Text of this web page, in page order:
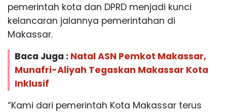
pemerintah kota dan DPRD menjadi kunci
kelancaran jalannya pemerintahan di
Makassar.
Baca Juga : Natal ASN Pemkot Makassar,
Munafri-Aliyah Tegaskan Makassar Kota
Inklusif
“Kami dari pemerintah Kota Makassar terus